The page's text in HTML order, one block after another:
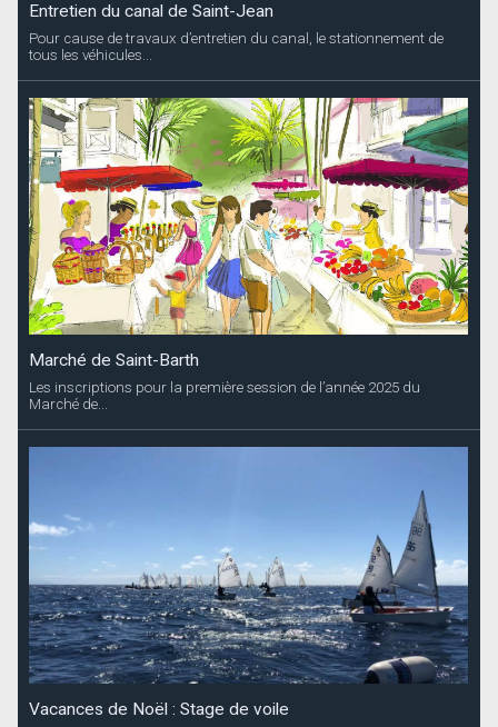
Entretien du canal de Saint-Jean
Pour cause de travaux d’entretien du canal, le stationnement de
tous les véhicules...
Marché de Saint-Barth
Les inscriptions pour la première session de l’année 2025 du
Marché de...
Vacances de Noël : Stage de voile